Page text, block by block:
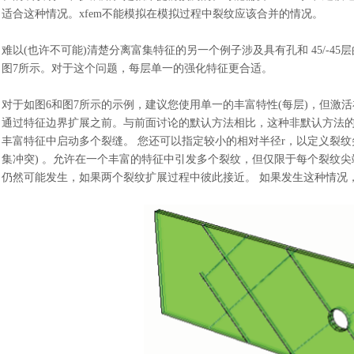
适合这种情况。xfem不能模拟在模拟过程中裂纹应该合并的情况。
难以(也许不可能)清楚分离富集特征的另一个例子涉及具有孔和 45/-45
图7所示。对于这个问题，每层单一的强化特征更合适。
对于如图 6和图7所示的示例，建议您使用单一的丰富特性(每层)，但激
通过特征边界扩展之前。与前面讨论的默认方法相比，这种非默认方
丰富特征中启动多个裂缝。 您还可以指定较小的相对半径r，以定义裂
集冲突) 。允许在一个丰富的特征中引发多个裂纹，但仅限于每个裂纹
仍然可能发生，如果两个裂纹扩展过程中彼此接近。 如果发生这种情